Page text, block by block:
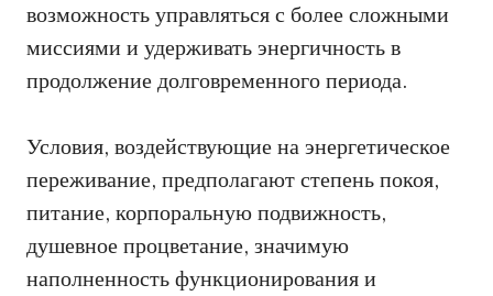
возможность управляться с более сложными
миссиями и удерживать энергичность в
продолжение долговременного периода.
Условия, воздействующие на энергетическое
переживание, предполагают степень покоя,
питание, корпоральную подвижность,
душевное процветание, значимую
наполненность функционирования и